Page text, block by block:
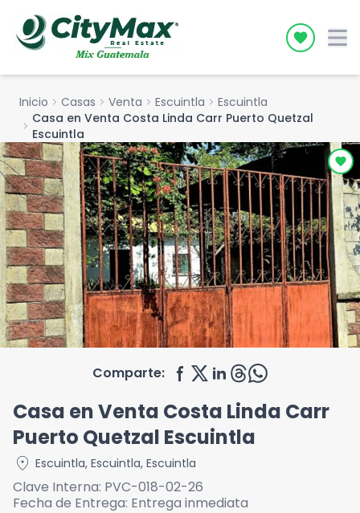
Icon
Inicio chevron_right Casas chevron_right Venta chevron_right Escuintla chevron_right Escuintla
chevron_right Casa en Venta Costa Linda Carr Puerto Quetzal
Escuintla
Comparte:
Casa en Venta Costa Linda Carr
Puerto Quetzal Escuintla
location_on Escuintla, Escuintla, Escuintla
Clave Interna: PVC-018-02-26
Fecha de Entrega: Entrega inmediata